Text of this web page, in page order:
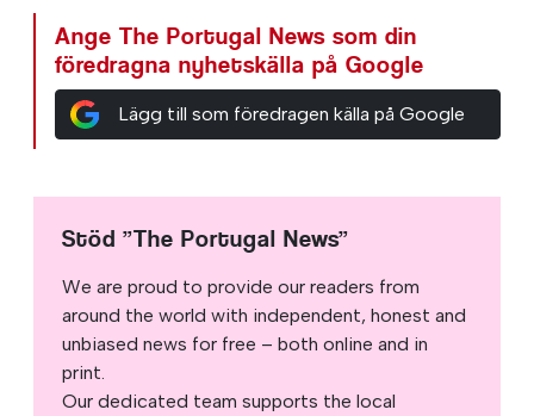
Ange The Portugal News som din
föredragna nyhetskälla på Google
Lägg till som föredragen källa på Google
Stöd ”The Portugal News”
We are proud to provide our readers from
around the world with independent, honest and
unbiased news for free – both online and in
print.
Our dedicated team supports the local